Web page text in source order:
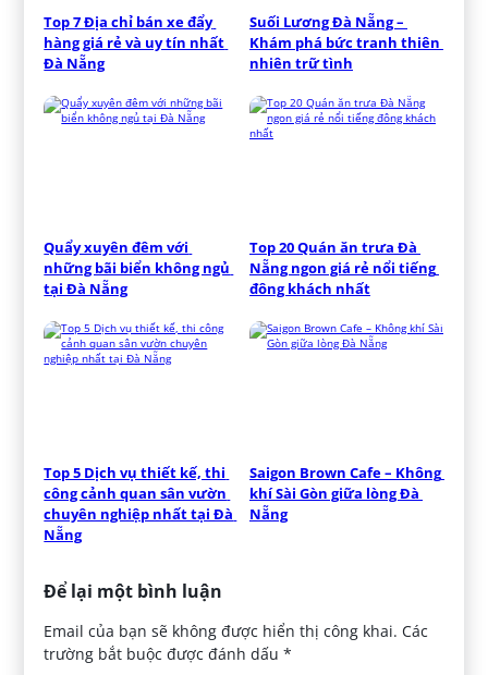
Top 7 Địa chỉ bán xe đẩy
hàng giá rẻ và uy tín nhất
Đà Nẵng
Suối Lương Đà Nẵng –
Khám phá bức tranh thiên
nhiên trữ tình
Quẩy xuyên đêm với
những bãi biển không ngủ
tại Đà Nẵng
Top 20 Quán ăn trưa Đà
Nẵng ngon giá rẻ nổi tiếng
đông khách nhất
Top 5 Dịch vụ thiết kế, thi
công cảnh quan sân vườn
chuyên nghiệp nhất tại Đà
Nẵng
Saigon Brown Cafe – Không
khí Sài Gòn giữa lòng Đà
Nẵng
Để lại một bình luận
Email của bạn sẽ không được hiển thị công khai. Các
trường bắt buộc được đánh dấu*